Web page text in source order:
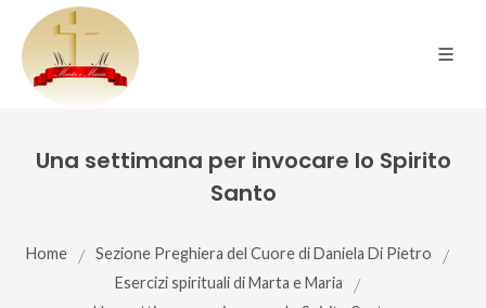
Una settimana per invocare lo Spirito
Santo
Home / Sezione Preghiera del Cuore di Daniela Di Pietro /
Esercizi spirituali di Marta e Maria /